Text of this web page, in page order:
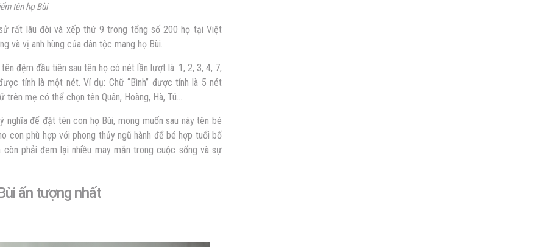
tên họ Bùi
rất lâu đờivà xếp thứ 9 trong tổng số 200 họ tại Việt
và vị anh hùng của dân tộc mang họ Bùi.
đệm đầu tiên sau tên họ có nét lần lượt là: 1, 2, 3, 4, 7,
tính là một nét. Ví dụ: Chữ “Bình” được tính là 5 nét
mẹ có thể chọn tên Quân, Hoàng, Hà, Tú
để đặt tên con họ Bùi, mong muốn sau này tên bé
con phù hợp với phong thủy ngũ hành để bé hợp tuổi bố
phải đem lại nhiều may mắn trong cuộc sống và sự
ấn tượng nhất